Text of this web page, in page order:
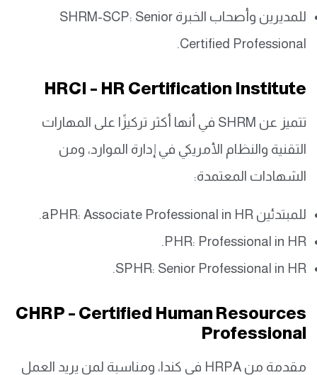
للمديرين وأصحاب الخبرة SHRM-SCP: Senior
Certified Professional.
HRCI – HR Certification Institute
تتميز عن SHRM في أنها أكثر تركيزًا على المهارات
التقنية والنظام الأمريكي في إدارة الموارد، ومن
الشهادات المعتمدة:
للمبتدئين aPHR: Associate Professional in HR.
PHR: Professional in HR.
SPHR: Senior Professional in HR.
CHRP – Certified Human Resources
Professional
مقدمة من HRPA في كندا، ومناسبة لمن يريد العمل